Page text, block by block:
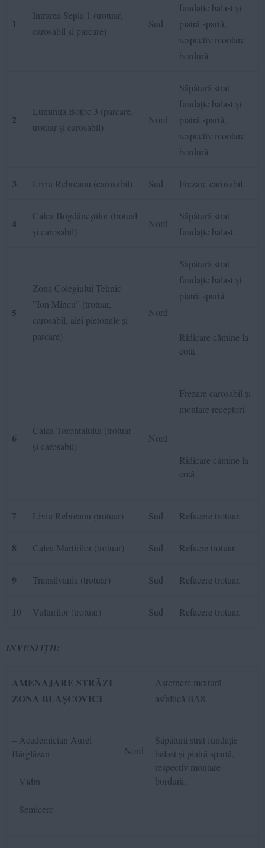
1
Intrarea Sepia 1 (trotuar,
carosabil și parcare)
Sud
fundație balast și
piatră spartă,
respectiv montare
bordură.
2
Luminița Boțoc 3 (parcare,
trotuar și carosabil)
Nord
Săpătură strat
fundație balast și
piatră spartă,
respectiv montare
bordură.
3 Liviu Rebreanu (carosabil) Sud Frezare carosabil.
4
Calea Bogdăneștilor (trotual
și carosabil)
Nord
Săpătură strat
fundație balast.
5
Zona Colegiului Tehnic
”Ion Mincu” (trotuar,
carosabil, alei pietonale și
parcare)
Nord
Săpătură strat
fundație balast și
piatră spartă.
Ridicare cămine la
cotă.
6
Calea Torontalului (trotuar
și carosabil)
Nord
Frezare carosabil și
montare receptori.
Ridicare cămine la
cotă.
7 Liviu Rebreanu (trotuar) Sud Refacere trotuar.
8 Calea Martirilor (trotuar) Sud Refacre trotuar.
9 Transilvania (trotuar) Sud Refacere trotuar.
10 Vulturilor (trotuar) Sud Refacere trotuar.
INVESTIȚII:
AMENAJARE STRĂZI
ZONA BLAȘCOVICI
– Academician Aurel
Bârglăzan
– Vidin
– Semicerc
Nord
Așternere mixtură
asfaltică BA8.
Săpătură strat fundație
balast și piatră spartă,
respectiv montare
bordură.